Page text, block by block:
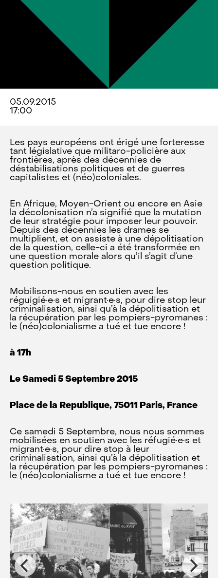
05.09.2015
17:00
Les pays européens ont érigé une forteresse
tant législative que militaro-policière aux
frontières, après des décennies de
déstabilisations politiques et de guerres
capitalistes et (néo)coloniales.
En Afrique, Moyen-Orient ou encore en Asie
la décolonisation n’a signifié que la mutation
de leur stratégie pour imposer leur pouvoir.
Depuis des décennies les drames se
multiplient, et on assiste à une dépolitisation
de la question, celle-ci a été transformée en
une question morale alors qu’il s’agit d’une
question politique.
Mobilisons-nous en soutien avec les
réguigié·e·s et migrant·e·s, pour dire stop leur
criminalisation, ainsi qu’à la dépolitisation et
la récupération par les pompiers-pyromanes :
le (néo)colonialisme a tué et tue encore !
à 17h
Le Samedi 5 Septembre 2015
Place de la Republique, 75011 Paris, France
Ce samedi 5 Septembre, nous nous sommes
mobilisées en soutien avec les réfugié·e·s et
migrant·e·s, pour dire stop à leur
criminalisation, ainsi qu’à la dépolitisation et
la récupération par les pompiers-pyromanes :
le (néo)colonialisme a tué et tue encore !